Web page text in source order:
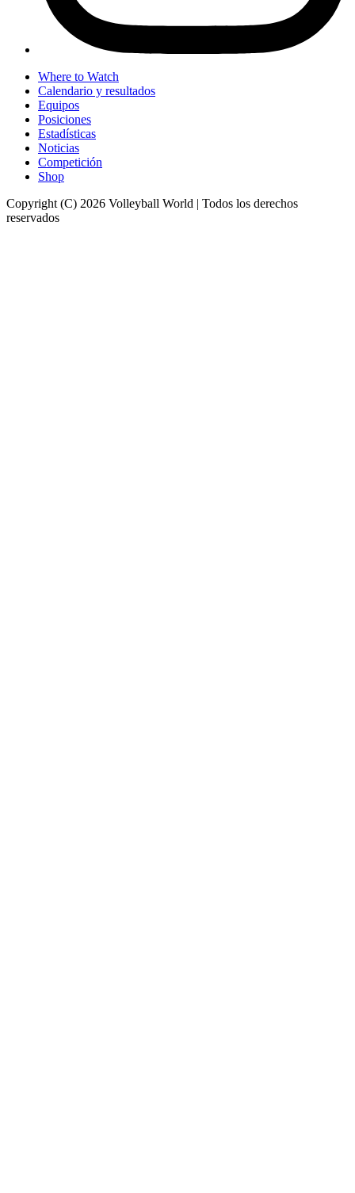
Where to Watch
Calendario y resultados
Equipos
Posiciones
Estadísticas
Noticias
Competición
Shop
Copyright (C) 2026 Volleyball World | Todos los derechos
reservados